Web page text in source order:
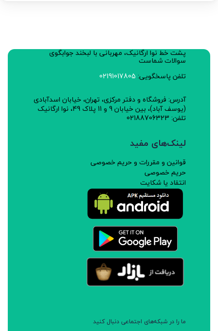
پشت خط نوا ارگانیک، مهربانی با لبخند جوابگوی
سوالات شماست
تلفن پاسخگویی: 02191017805
آدرس: فروشگاه و دفتر مرکزی، تهران، خیابان اسدآبادی
(یوسف آباد)، بین خیابان 9 و 11 پلاک 49، نوا ارگانیک
تلفن: 02188706323
لینک‌های مفید
قوانین و مقررات و حریم خصوصی
حریم خصوصی
انتقاد یا شکایت
ما را در شبکه‌های اجتماعی دنبال کنید